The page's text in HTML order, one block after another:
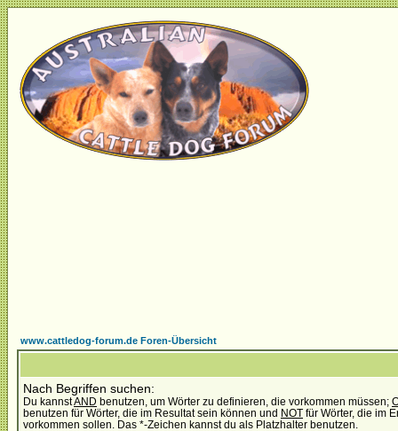
www.cattledog-forum.de Foren-Übersicht
Nach Begriffen suchen:
Du kannstAND benutzen, um Wörter zu definieren, die vorkommen müssen;
benutzen für Wörter, die im Resultat sein können und NOT für Wörter, die im
vorkommen sollen. Das *-Zeichen kannst du als Platzhalter benutzen.